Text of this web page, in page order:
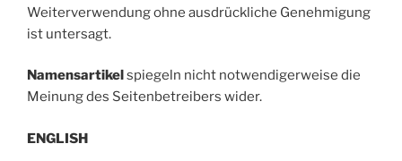
Weiterverwendung ohne ausdrückliche Genehmigung
ist untersagt.
Namensartikelspiegeln nicht notwendigerweise die
Meinung des Seitenbetreibers wider.
ENGLISH